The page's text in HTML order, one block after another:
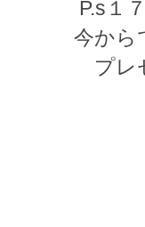
P.s１
今から
プレ